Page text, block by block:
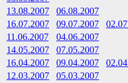
13.08.2007
06.08.2007
16.07.2007 09.07.2007
11.06.2007
04.06.2007
14.05.2007
07.05.2007
16.04.2007 09.04.2007
12.03.2007
05.03.2007